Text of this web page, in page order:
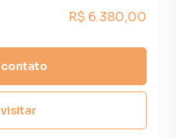
R$ 6.380,00